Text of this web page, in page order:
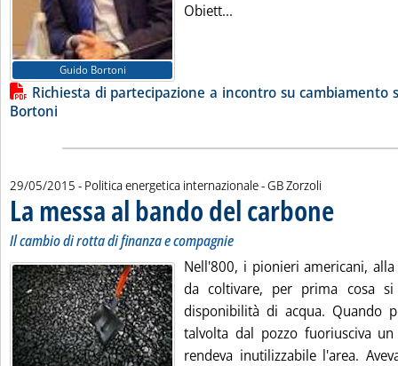
Guido Bortoni
Obiett...
Lista allegati PDF alla notizia
Richiesta di partecipazione a incontro su cambiamento
Bortoni
29/05/2015 - Politica energetica internazionale -di:
GB Zorzoli
La messa al bando del carbone
Il cambio di rotta di finanza e compagnie
Nell'800, i pionieri americani,
da coltivare, per prima cosa si
disponibilità di acqua. Quando
talvolta dal pozzo fuoriusciva
rendeva inutilizzabile l'area.